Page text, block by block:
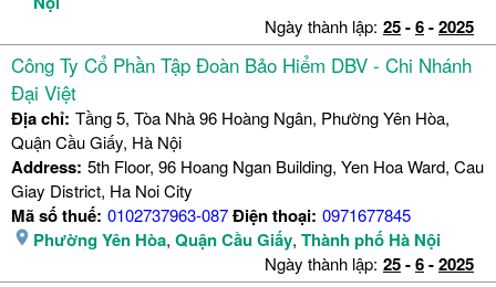
Ngày thành lập: 25-6-2025
Công Ty Cổ Phần Tập Đoàn Bảo Hiểm DBV - Chi Nhánh
Đại Việt
Địa chỉ: Tầng 5, Tòa Nhà 96 Hoàng Ngân, Phường Yên Hòa,
Quận Cầu Giấy, Hà Nội
Address: 5th Floor, 96 Hoang Ngan Building, Yen Hoa Ward, Cau
Giay District, Ha Noi City
Mã số thuế: 0102737963-087Điện thoại: 0971677845
Phường Yên Hòa, Quận Cầu Giấy, Thành phố Hà Nội
Ngày thành lập: 25-6-2025